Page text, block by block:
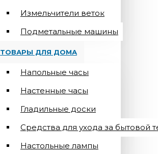
Измельчители веток
Подметальные машины
ТОВАРЫ ДЛЯ ДОМА
Напольные часы
Настенные часы
Гладильные доски
Средства для ухода за бытовой
Настольные лампы